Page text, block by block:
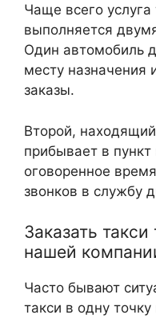
Чаще всего услуга
выполняется
Один автомобиль
месту назначения
заказы.
Второй,
прибывает в пункт
оговоренное
звонков в службу
Заказать
нашей
Часто бывают
такси в одну